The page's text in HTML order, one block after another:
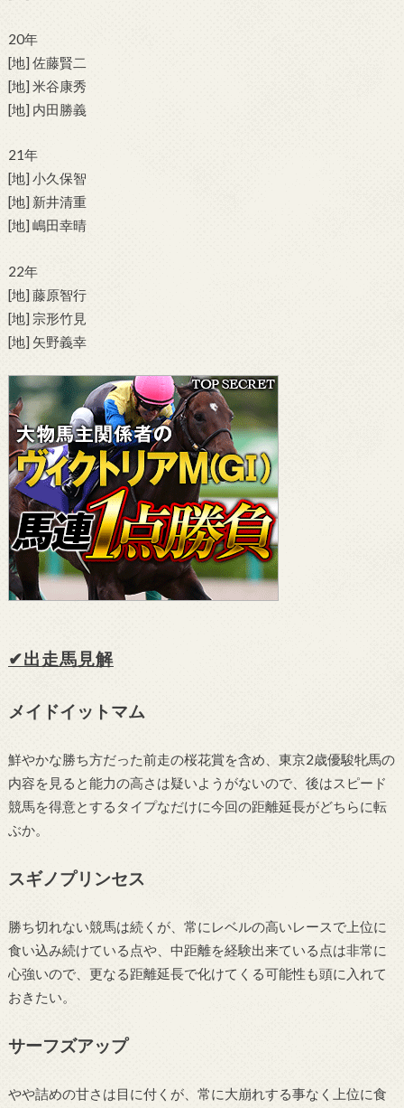
20年
[地] 佐藤賢二
[地] 米谷康秀
[地] 内田勝義
21年
[地] 小久保智
[地] 新井清重
[地] 嶋田幸晴
22年
[地] 藤原智行
[地] 宗形竹見
[地] 矢野義幸
✔出走馬見解
メイドイットマム
鮮やかな勝ち方だった前走の桜花賞を含め、東京2歳優駿牝馬の
内容を見ると能力の高さは疑いようがないので、後はスピード
競馬を得意とするタイプなだけに今回の距離延長がどちらに転
ぶか。
スギノプリンセス
勝ち切れない競馬は続くが、常にレベルの高いレースで上位に
食い込み続けている点や、中距離を経験出来ている点は非常に
心強いので、更なる距離延長で化けてくる可能性も頭に入れて
おきたい。
サーフズアップ
やや詰めの甘さは目に付くが、常に大崩れする事なく上位に食